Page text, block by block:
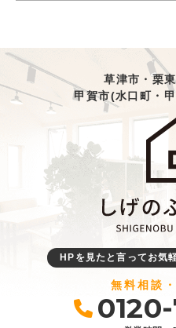
草津市・栗
甲賀市(水口町・
HPを見たと言ってお気
無料相談